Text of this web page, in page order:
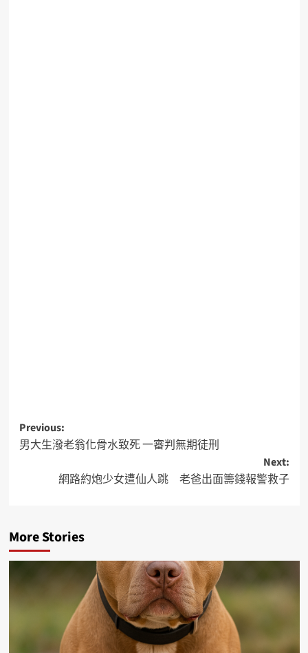
Previous:
男大生潑老翁化骨水致死 一審判無期徒刑
Next:
網路約炮少女遭仙人跳 老爸出面籌錢報警救子
More Stories